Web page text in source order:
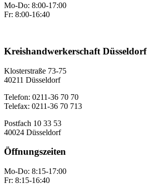
Mo-Do: 8:00-17:00
Fr: 8:00-16:40
Kreishandwerkerschaft Düsseldorf
Klosterstraße 73-75
40211 Düsseldorf
Telefon: 0211-36 70 70
Telefax: 0211-36 70 713
Postfach 10 33 53
40024 Düsseldorf
Öffnungszeiten
Mo-Do: 8:15-17:00
Fr: 8:15-16:40